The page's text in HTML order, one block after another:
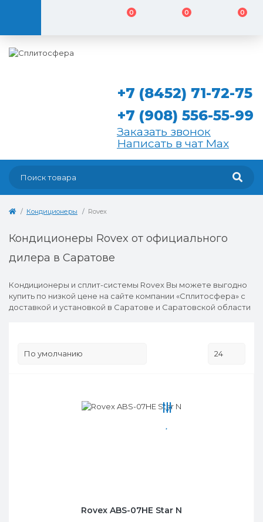
0 0 0
+7 (8452) 71-72-75
+7 (908) 556-55-99
Заказать звонок
Написать в чат Max
Кондиционеры Rovex
Кондиционеры Rovex от официального
дилера в Саратове
Кондиционеры и сплит-системы Rovex Вы можете выгодно
купить по низкой цене на сайте компании «Сплитосфера» с
доставкой и установкой в Саратове и Саратовской области
Rovex ABS-07HE Star N